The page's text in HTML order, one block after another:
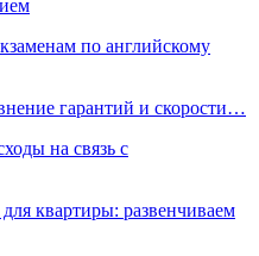
по английскому
гарантий и скорости…
на связь с
квартиры: развенчиваем